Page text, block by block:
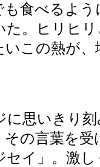
食べるよ
た。ヒリヒ
この熱が
に思いきり
その言葉を受
イ」。激